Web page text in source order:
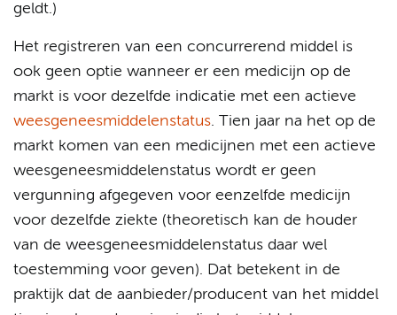
geldt.)
Het registreren van een concurrerend middel is
ook geen optie wanneer er een medicijn op de
markt is voor dezelfde indicatie met een actieve
weesgeneesmiddelenstatus. Tien jaar na het op de
markt komen van een medicijnen met een actieve
weesgeneesmiddelenstatus wordt er geen
vergunning afgegeven voor eenzelfde medicijn
voor dezelfde ziekte (theoretisch kan de houder
van de weesgeneesmiddelenstatus daar wel
toestemming voor geven). Dat betekent in de
praktijk dat de aanbieder/producent van het middel